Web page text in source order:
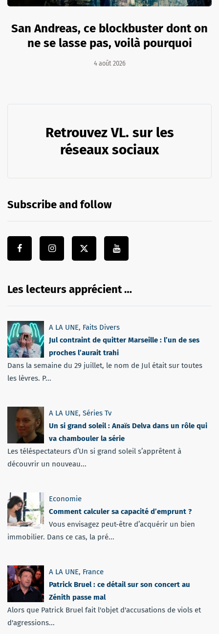
San Andreas, ce blockbuster dont on
ne se lasse pas, voilà pourquoi
4 août 2026
Retrouvez VL. sur les
réseaux sociaux
Subscribe and follow
Les lecteurs apprécient …
A LA UNE, Faits Divers
Jul contraint de quitter Marseille : l’un de ses
proches l’aurait trahi
Dans la semaine du 29 juillet, le nom de Jul était sur toutes
les lèvres. P...
A LA UNE, Séries Tv
Un si grand soleil : Anaïs Delva dans un rôle qui
va chambouler la série
Les téléspectateurs d’Un si grand soleil s’apprêtent à
découvrir un nouveau...
Economie
Comment calculer sa capacité d’emprunt ?
Vous envisagez peut-être d’acquérir un bien
immobilier. Dans ce cas, la pré...
A LA UNE, France
Patrick Bruel : ce détail sur son concert au
Zénith passe mal
Alors que Patrick Bruel fait l'objet d'accusations de viols et
d'agressions...